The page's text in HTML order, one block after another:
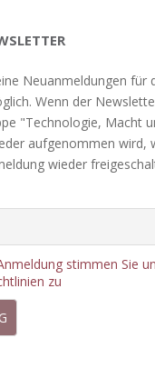
Neuanmeldungen für
Wenn der
"Technologie, Macht
aufgenommen wird,
wieder
stimmen Sie
zu